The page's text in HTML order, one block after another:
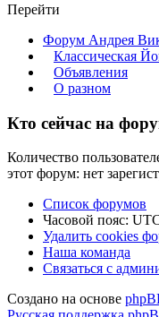
Перейти
Форум Андрея
Классическая
Объявления
О разном
Кто сейчас на
Количество
этот форум: нет
Список форумов
Часовой пояс:
Удалить cookies
Наша команда
Связаться с
Создано на основе